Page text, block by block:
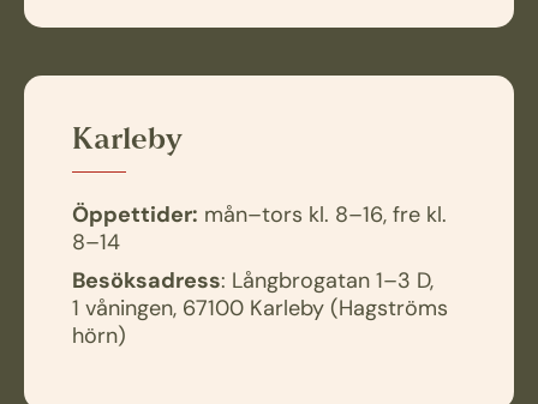
Karleby
Öppettider: mån–tors kl. 8–16, fre kl.
8–14
Besöksadress: Långbrogatan 1–3 D,
1 våningen, 67100 Karleby (Hagströms
hörn)